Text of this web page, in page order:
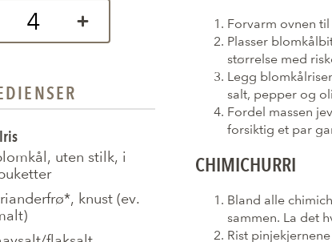
uten stilk, i
knust (ev.
Forvarm ovnen
Plasser
størrelse med
Legg
salt, pepper og
Fordel massen
forsiktig et par
CHIMICHURRI
Bland alle
sammen. La det
Rist